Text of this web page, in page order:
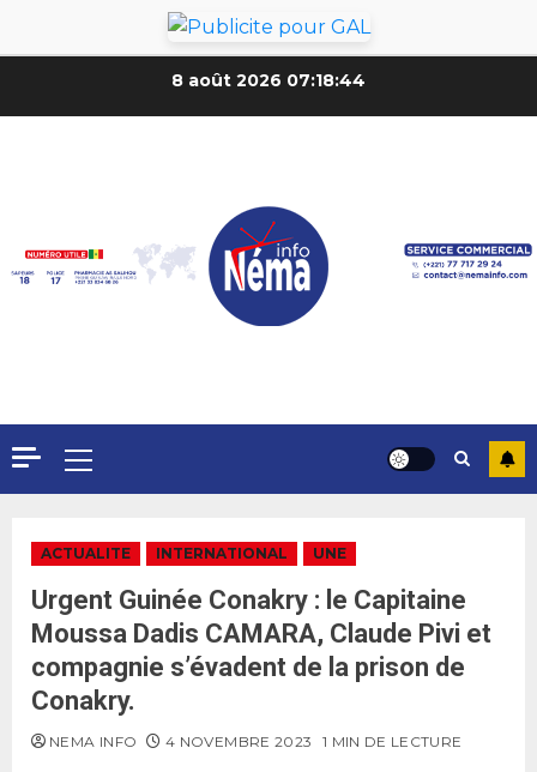
8 août 2026 07:18:46
ACTUALITE INTERNATIONAL UNE
Urgent Guinée Conakry : le Capitaine
Moussa Dadis CAMARA, Claude Pivi et
compagnie s’évadent de la prison de
Conakry.
NEMA INFO 4 NOVEMBRE 2023 1 MIN DE LECTURE